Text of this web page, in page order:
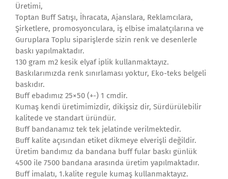
Üretimi,
Toptan Buff Satışı, İhracata, Ajanslara, Reklamcılara,
Şirketlere, promosyonculara, iş elbise imalatçılarına ve
Guruplara Toplu siparişlerde sizin renk ve desenlerle
baskı yapılmaktadır.
130 gram m2 kesik elyaf iplik kullanmaktayız.
Baskılarımızda renk sınırlaması yoktur, Eko-teks belgeli
baskıdır.
Buff ebadımız 25×50 (+-) 1 cmdir.
Kumaş kendi üretimimizdir, dikişsiz dir, Sürdürülebilir
kalitede ve standart üründür.
Buff bandanamız tek tek jelatinde verilmektedir.
Buff kalite açısından etiket dikmeye elverişli değildir.
Üretim bandımız da bandana buff fular baskı günlük
4500 ile 7500 bandana arasında üretim yapılmaktadır.
Buff imalatı, 1.kalite regule kumaş kullanmaktayız.